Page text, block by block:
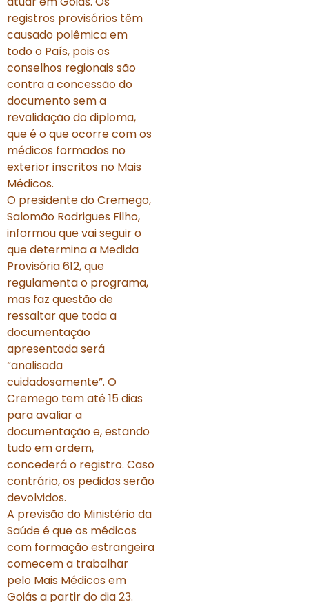
registros provisórios têm
causado polêmica em
todo o País, pois os
conselhos regionais são
contra a concessão do
documento sem a
revalidação do diploma,
que é o que ocorre com os
médicos formados no
exterior inscritos no Mais
Médicos.
O presidente do Cremego,
Salomão Rodrigues Filho,
informou que vai seguir o
que determina a Medida
Provisória 612, que
regulamenta o programa,
mas faz questão de
ressaltar que toda a
documentação
apresentada será
“analisada
cuidadosamente”. O
Cremego tem até 15 dias
para avaliar a
documentação e, estando
tudo em ordem,
concederá o registro. Caso
contrário, os pedidos serão
devolvidos.
A previsão do Ministério da
Saúde é que os médicos
com formação estrangeira
comecem a trabalhar
pelo Mais Médicos em
Goiás a partir do dia 23.